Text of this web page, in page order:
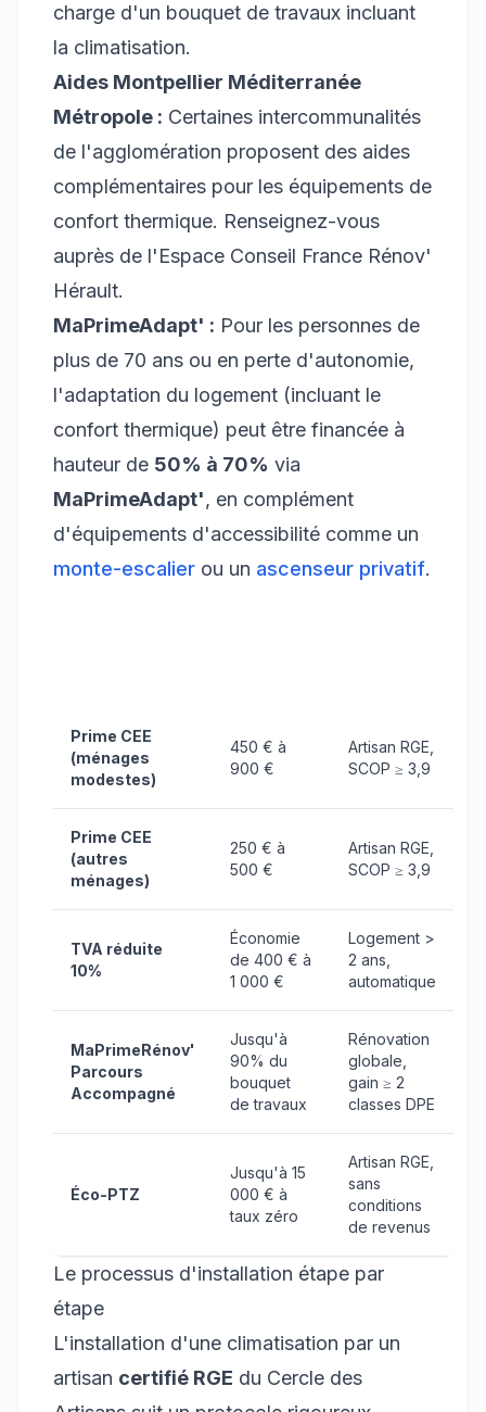
charge d'un bouquet de travaux incluant
la climatisation.
Aides Montpellier Méditerranée
Métropole : Certaines intercommunalités
de l'agglomération proposent des aides
complémentaires pour les équipements de
confort thermique. Renseignez-vous
auprès de l'Espace Conseil France Rénov'
Hérault.
MaPrimeAdapt' : Pour les personnes de
plus de 70 ans ou en perte d'autonomie,
l'adaptation du logement (incluant le
confort thermique) peut être financée à
hauteur de 50% à 70% via
MaPrimeAdapt', en complément
d'équipements d'accessibilité comme un
monte-escalier ou un ascenseur privatif.
Prime CEE
(ménages
modestes)
450 € à
900 €
Artisan RGE,
SCOP ≥ 3,9
Prime CEE
(autres
ménages)
250 € à
500 €
Artisan RGE,
SCOP ≥ 3,9
TVA réduite
10%
Économie
de 400 € à
1 000 €
Logement >
2 ans,
automatique
MaPrimeRénov'
Parcours
Accompagné
Jusqu'à
90% du
bouquet
de travaux
Rénovation
globale,
gain ≥ 2
classes DPE
Éco-PTZ
Jusqu'à 15
000 € à
taux zéro
Artisan RGE,
sans
conditions
de revenus
Le processus d'installation étape par
étape
L'installation d'une climatisation par un
artisan certifié RGE du Cercle des